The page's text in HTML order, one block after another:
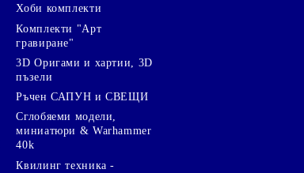
Хоби комплекти
Комплекти "Арт
гравиране"
3D Оригами и хартии, 3D
пъзели
Ръчен САПУН и СВЕЩИ
Сглобяеми модели,
миниатюри & Warhammer
40k
Квилинг техника -